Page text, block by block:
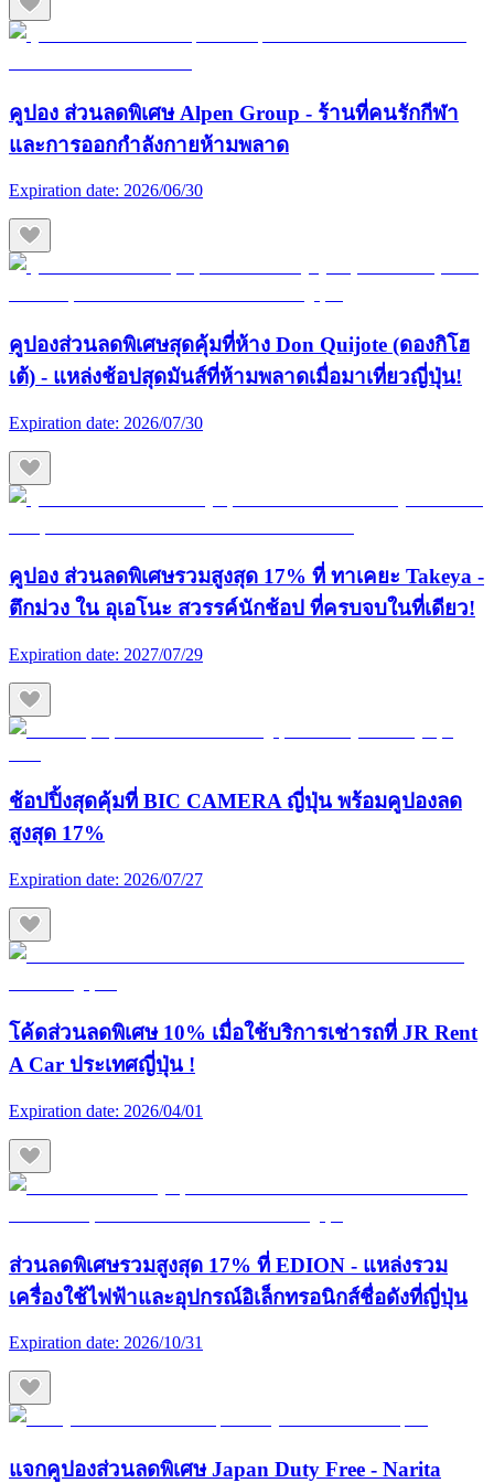
คูปอง ส่วนลดพิเศษ Alpen Group - ร้านที่คนรักกีฬา
และการออกกำลังกายห้ามพลาด
Expiration date: 2026/06/30
คูปองส่วนลดพิเศษสุดคุ้มที่ห้าง Don Quijote (ดองกิโฮ
เต้) - แหล่งช้อปสุดมันส์ที่ห้ามพลาดเมื่อมาเที่ยวญี่ปุ่น!
Expiration date: 2026/07/30
คูปอง ส่วนลดพิเศษรวมสูงสุด 17% ที่ ทาเคยะ Takeya -
ตึกม่วง ใน อุเอโนะ สวรรค์นักช้อป ที่ครบจบในที่เดียว!
Expiration date: 2027/07/29
ช้อปปิ้งสุดคุ้มที่ BIC CAMERA ญี่ปุ่น พร้อมคูปองลด
สูงสุด 17%
Expiration date: 2026/07/27
โค้ดส่วนลดพิเศษ 10% เมื่อใช้บริการเช่ารถที่ JR Rent
A Car ประเทศญี่ปุ่น !
Expiration date: 2026/04/01
ส่วนลดพิเศษรวมสูงสุด 17% ที่ EDION - แหล่งรวม
เครื่องใช้ไฟฟ้าและอุปกรณ์อิเล็กทรอนิกส์ชื่อดังที่ญี่ปุ่น
Expiration date: 2026/10/31
แจกคูปองส่วนลดพิเศษ Japan Duty Free - Narita